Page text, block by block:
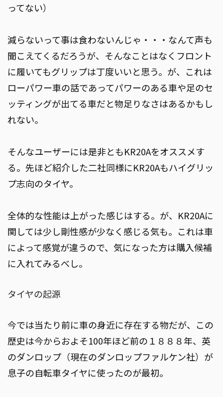
ってない）
減らないって事は食わないんじゃ・・・なんて声も
聞こえてくるだろうが、そんなことはなくフロント
に履いてもグリップは丁度いいと思う。が、これは
ローパワー車の話であってパワーのある車や足のセ
ッティングが出てる車だと物足りなさはあるかもし
れない。
そんなユーザーには是非ともKR20Aをオススメす
る。先ほど紹介した二社同様にKR20Aもハイグリッ
プ志向のタイヤ。
全体的な性能は上がった感じはする。が、KR20Aに
関しては少し剛性感が少なく感じる気も。これは車
によって感覚が違うので、気になった方は購入候補
に入れてみるべし。
タイヤの起源
今では当たり前に車の身近に存在する物だが、この
歴史は今からおよそ100年ほど前の１８８８年、英
のダンロップ（現在のダンロップファルケン社）が
息子の自転車タイヤに使ったのが最初。